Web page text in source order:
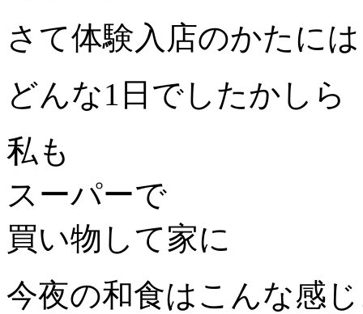
さて体験入店のかたには
どんな1日でしたかしら
私も
スーパーで
買い物して家に
今夜の和食はこんな感